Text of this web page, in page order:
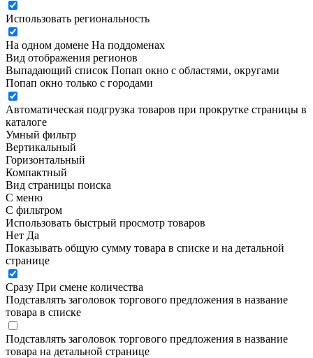
Использовать региональность
На одном домене На поддоменах
Вид отображения регионов
Выпадающий список Попап окно c областями, округами
Попап окно только с городами
Автоматическая подгрузка товаров при прокрутке страницы в
каталоге
Умный фильтр
Вертикальный
Горизонтальный
Компактный
Вид страницы поиска
С меню
С фильтром
Использовать быстрый просмотр товаров
Нет Да
Показывать общую сумму товара в списке и на детальной
странице
Сразу При смене количества
Подставлять заголовок торгового предложения в название
товара в списке
Подставлять заголовок торгового предложения в название
товара на детальной странице